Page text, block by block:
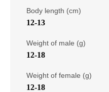
Body length (cm)
12-13
Weight of male (g)
12-18
Weight of female (g)
12-18